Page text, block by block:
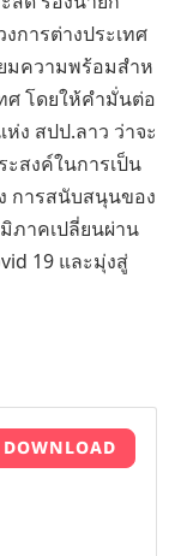
การต่างประเทศ
มความพร้อมสําห
ศ โดยให้คํามั่นต่อ
ง สปป.ลาว ว่าจะ
สงค์ในการเป็น
การสนับสนุนของ
ภาคเปลี่ยนผ่าน
19 และมุ่งสู่
DOWNLOAD